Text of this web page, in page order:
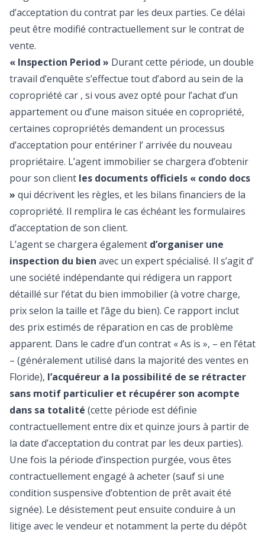
d’acceptation du contrat par les deux parties. Ce délai
peut être modifié contractuellement sur le contrat de
vente.
« Inspection Period » Durant cette période, un double
travail d’enquête s’effectue tout d’abord au sein de la
copropriété car , si vous avez opté pour l’achat d’un
appartement ou d’une maison située en copropriété,
certaines copropriétés demandent un processus
d’acceptation pour entériner l’ arrivée du nouveau
propriétaire. L’agent immobilier se chargera d’obtenir
pour son client les documents officiels « condo docs
» qui décrivent les règles, et les bilans financiers de la
copropriété. Il remplira le cas échéant les formulaires
d’acceptation de son client.
L’agent se chargera également d’organiser une
inspection du bien avec un expert spécialisé. Il s’agit d’
une société indépendante qui rédigera un rapport
détaillé sur l’état du bien immobilier (à votre charge,
prix selon la taille et l’âge du bien). Ce rapport inclut
des prix estimés de réparation en cas de problème
apparent. Dans le cadre d’un contrat « As is », – en l’état
– (généralement utilisé dans la majorité des ventes en
Floride), l’acquéreur a la possibilité de se rétracter
sans motif particulier et récupérer son acompte
dans sa totalité (cette période est définie
contractuellement entre dix et quinze jours à partir de
la date d’acceptation du contrat par les deux parties).
Une fois la période d’inspection purgée, vous êtes
contractuellement engagé à acheter (sauf si une
condition suspensive d’obtention de prêt avait été
signée). Le désistement peut ensuite conduire à un
litige avec le vendeur et notamment la perte du dépôt